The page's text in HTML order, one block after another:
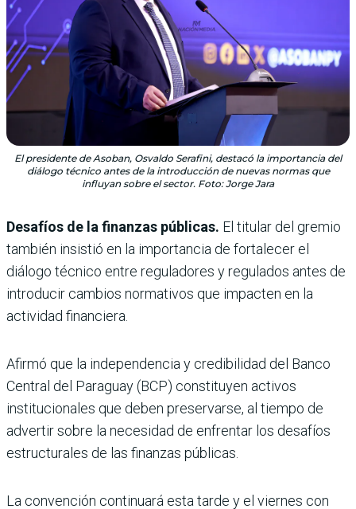
El presidente de Asoban, Osvaldo Serafini, destacó la importancia del
diálogo técnico antes de la introducción de nuevas normas que
influyan sobre el sector. Foto: Jorge Jara
Desafíos de la finanzas públicas. El titular del gremio
también insistió en la importancia de fortalecer el
diálogo técnico entre reguladores y regulados antes de
introducir cambios normativos que impacten en la
actividad financiera.
Afirmó que la independencia y credibilidad del Banco
Central del Paraguay (BCP) constituyen activos
institucionales que deben preservarse, al tiempo de
advertir sobre la necesidad de enfrentar los desafíos
estructurales de las finanzas públicas.
La convención continuará esta tarde y el viernes con